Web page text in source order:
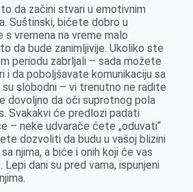
da začini stvari u emotivnim
Suštinski, bićete dobro u
vremena na vreme malo
da bude zanimljivije. Ukoliko ste
periodu zabrljali – sada možete
i da poboljšavate komunikaciju sa
su slobodni – vi trenutno ne radite
dovoljno da oči suprotnog pola
Svakakvi će predlozi padati
– neke udvarače ćete „oduvati“
dozvoliti da budu u vašoj blizini
njima, a biće i onih koji će vas
dani su pred vama, ispunjeni